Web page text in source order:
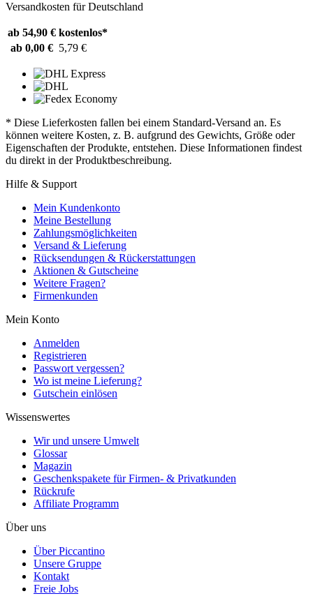
Versandkosten für Deutschland
ab 54,90 € kostenlos*
ab 0,00 € 5,79 €
* Diese Lieferkosten fallen bei einem Standard-Versand an. Es
können weitere Kosten, z. B. aufgrund des Gewichts, Größe oder
Eigenschaften der Produkte, entstehen. Diese Informationen findest
du direkt in der Produktbeschreibung.
Hilfe & Support
Mein Kundenkonto
Meine Bestellung
Zahlungsmöglichkeiten
Versand & Lieferung
Rücksendungen & Rückerstattungen
Aktionen & Gutscheine
Weitere Fragen?
Firmenkunden
Mein Konto
Anmelden
Registrieren
Passwort vergessen?
Wo ist meine Lieferung?
Gutschein einlösen
Wissenswertes
Wir und unsere Umwelt
Glossar
Magazin
Geschenkspakete für Firmen- & Privatkunden
Rückrufe
Affiliate Programm
Über uns
Über Piccantino
Unsere Gruppe
Kontakt
Freie Jobs